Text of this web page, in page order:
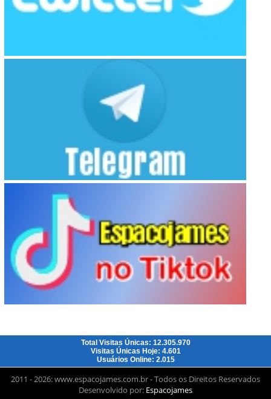
Total Visitas Únicas: 12.305.970
Visitas Únicas Hoje: 4.601
Usuários Online: 2.015
2011 - 2026: www.espacojames.com.br - Todos os Direitos Reservados
Desenvolvido por: Espacojames